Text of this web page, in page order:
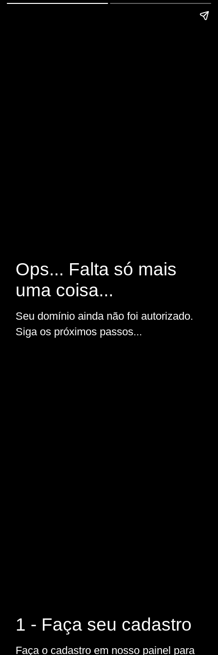
Ops... Falta só mais
uma coisa...
Seu domínio ainda não foi autorizado.
Siga os próximos passos...
1 - Faça seu cadastro
Faça o cadastro em nosso painel para